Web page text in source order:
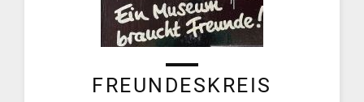
FREUNDESKREIS